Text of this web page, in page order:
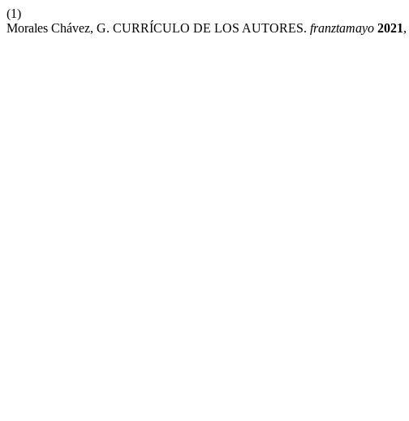
(1)
Morales Chávez, G. CURRÍCULO DE LOS AUTORES. franztamayo 2021,